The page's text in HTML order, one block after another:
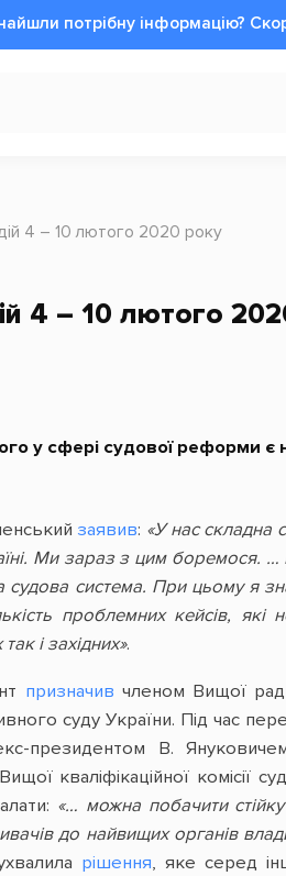
потрібну інформацію?
4 – 10 лютого 2020 року
4 – 10 лютого
у сфері судової реформи є
заявив: «У нас складна
Ми зараз з цим
система. При цьому я
проблемних кейсів,
і західних».
призначив членом Вищої
суду України. Під час
президентом В.
кваліфікаційної комісії
«… можна побачити
до найвищих органів
рішення, яке серед